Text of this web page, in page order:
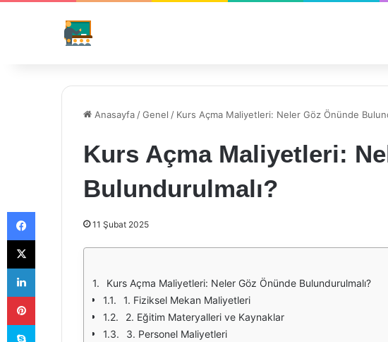
Anasayfa /Genel / Kurs Açma Maliyetleri: Neler Göz Önünde
Kurs Açma Maliyetleri:
Bulundurulmalı?
11 Şubat 2025
Kurs Açma Maliyetleri: Neler Göz Önünde Bulundurulmalı?
1. Fiziksel Mekan Maliyetleri
2. Eğitim Materyalleri ve Kaynaklar
3. Personel Maliyetleri
Facebook
X
LinkedIn
Pinterest
Skype